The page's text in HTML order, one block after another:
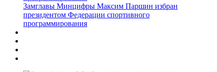
Замглавы Минцифры Максим Паршин избран
президентом Федерации спортивного
программирования